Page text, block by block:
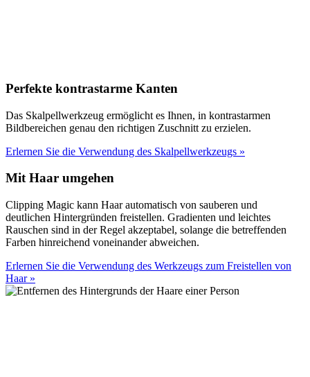
Perfekte kontrastarme Kanten
Das Skalpellwerkzeug ermöglicht es Ihnen, in kontrastarmen
Bildbereichen genau den richtigen Zuschnitt zu erzielen.
Erlernen Sie die Verwendung des Skalpellwerkzeugs »
Mit Haar umgehen
Clipping Magic kann Haar automatisch von sauberen und
deutlichen Hintergründen freistellen. Gradienten und leichtes
Rauschen sind in der Regel akzeptabel, solange die betreffenden
Farben hinreichend voneinander abweichen.
Erlernen Sie die Verwendung des Werkzeugs zum Freistellen von
Haar »